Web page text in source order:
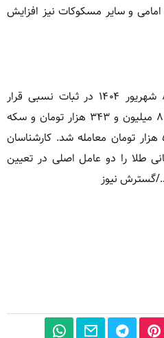
و سایر مسکوکات نیز افزایش
بازار طلا و سکه امروز شنبه ۸ شهریور ۱۴۰۴ در ثبات نسبی قرار
داشت. طلای ۱۸ عیار با قیمت ۸ میلیون و ۳۴۳ هزار تومان و سکه
امامی با نرخ ۹۳ میلیون و ۵۰۵ هزار تومان معامله شد. کارشناسان
طلا را دو عامل اصلی در تعیین
گسترش نیوز